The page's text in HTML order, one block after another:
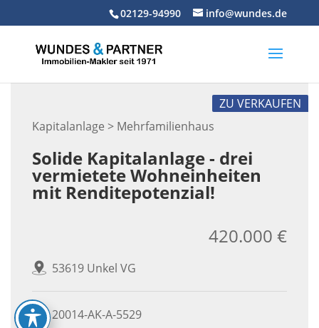
02129-94990 info@wundes.de
Kapitalanlage > Mehrfamilienhaus
ZU VERKAUFEN
Solide Kapitalanlage - drei
vermietete Wohneinheiten
mit Renditepotenzial!
53619 Unkel VG
420.000 €
20014-AK-A-5529